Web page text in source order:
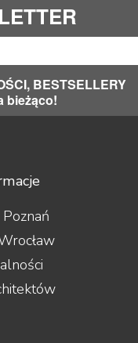
BESTSELLERY
bieżąco!